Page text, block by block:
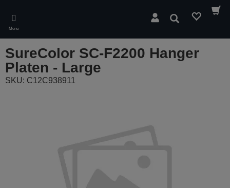
main
content
Menu
Pesquisar
SureColor SC-F2200 Hanger
Platen - Large
SKU: C12C938911